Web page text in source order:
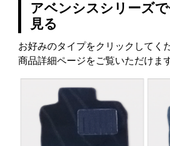
アベンシスシリーズ
見る
お好みのタイプをクリックしてく
商品詳細ページをご覧いただけます